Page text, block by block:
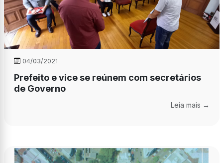
04/03/2021
Prefeito e vice se reúnem com secretários
de Governo
Leia mais →